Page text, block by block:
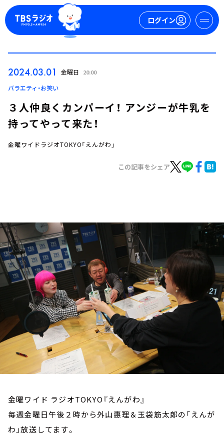
ログイン
ログイン
お知らせ
イベント・グッズ
YouTube
会社情報
2024.03.01 金曜日 20:00
バラエティ・お笑い
３人仲良くカンパーイ！ アンジーが牛乳を
持ってやって来た！
金曜ワイドラジオTOKYO「えんがわ」
この記事をシェア
金曜ワイド ラジオTOKYO『えんがわ』
毎週金曜日午後２時から外山惠理＆玉袋筋太郎の「えんが
わ」放送してます。